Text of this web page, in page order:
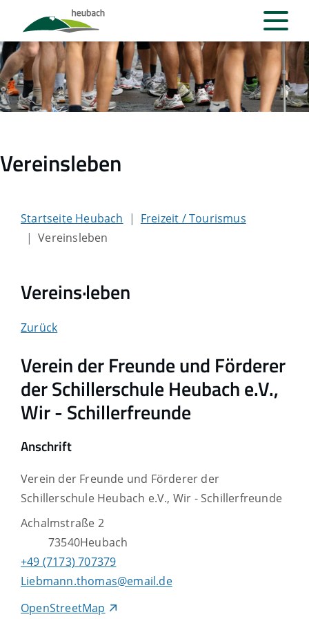
Vereinsleben
Startseite Heubach
Freizeit / Tourismus
Vereinsleben
Vereins·leben
Zurück
Verein der Freunde und Förderer
der Schillerschule Heubach e.V.,
Wir - Schillerfreunde
Anschrift
Verein der Freunde und Förderer der
Schillerschule Heubach e.V., Wir - Schillerfreunde
Achalmstraße 2
73540Heubach
OpenStreetMap
Liebmann.thomas@email.de
+49 (7173) 707379